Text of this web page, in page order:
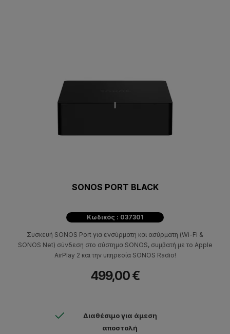
SONOS PORT BLACK
Κωδικός : 037301
Συσκευή SONOS Port για ενσύρματη και ασύρματη (Wi-Fi &
SONOS Net) σύνδεση στο σύστημα SONOS, συμβατή με το Apple
AirPlay 2 και την υπηρεσία SONOS Radio!
499,00 €
Διαθέσιμο για άμεση
αποστολή